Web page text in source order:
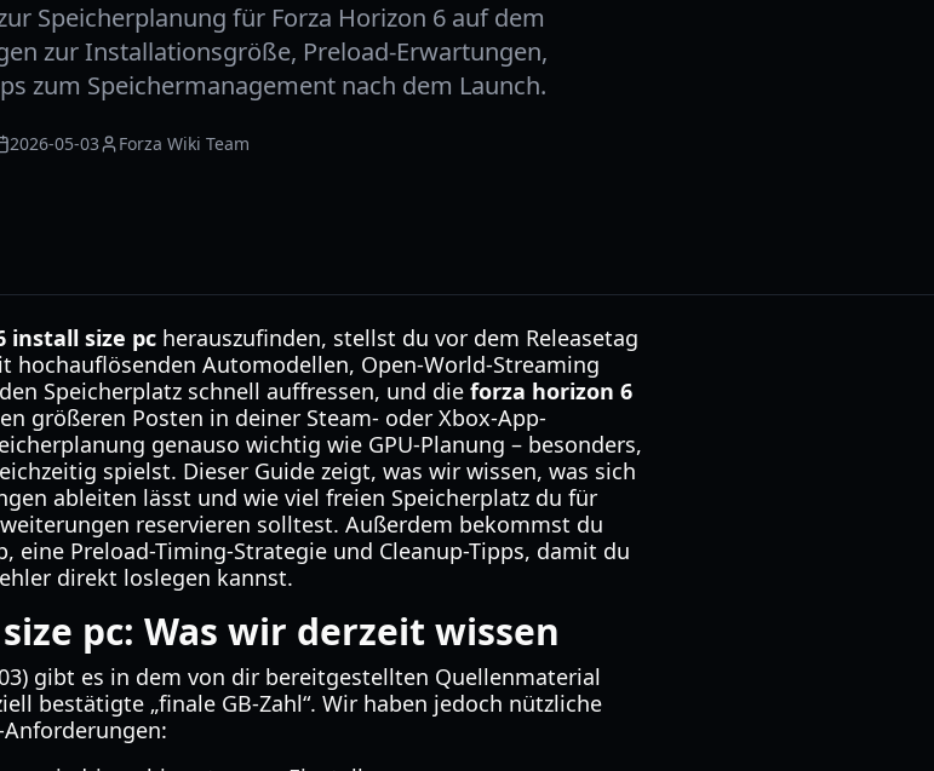
Speicherplanung für Forza Horizon 6 auf dem
zur Installationsgröße, Preload-Erwartungen,
zum Speichermanagement nach dem Launch.
2026-05-03 Forza Wiki Team
install size pc herauszufinden, stellst du vor dem Releasetag
hochauflösenden Automodellen, Open-World-Streaming
Speicherplatz schnell auffressen, und die forza horizon 6
größeren Posten in deiner Steam- oder Xbox-App-
genauso wichtig wie GPU-Planung – besonders,
spielst. Dieser Guide zeigt, was wir wissen, was sich
ableiten lässt und wie viel freien Speicherplatz du für
reservieren solltest. Außerdem bekommst du
eine Preload-Timing-Strategie und Cleanup-Tipps, damit du
direkt loslegen kannst.
pc: Was wir derzeit wissen
gibt es in dem von dir bereitgestellten Quellenmaterial
bestätigte „finale GB-Zahl“. Wir haben jedoch nützliche
Anforderungen: